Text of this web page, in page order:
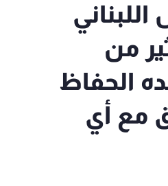
من
الحفاظ
مع أي